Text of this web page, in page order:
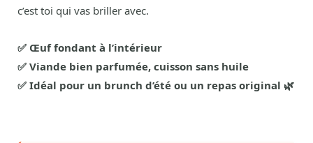
c’est toi qui vas briller avec.
✅ Œuf fondant à l’intérieur
✅ Viande bien parfumée, cuisson sans huile
✅ Idéal pour un brunch d’été ou un repas original 🌿